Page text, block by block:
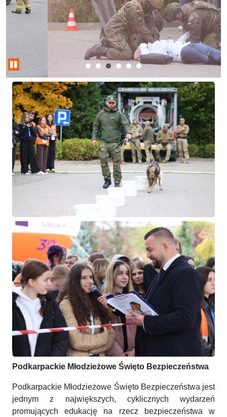
Podkarpackie Młodzieżowe Święto Bezpieczeństwa
Podkarpackie Młodzieżowe Święto Bezpieczeństwa jest
jednym z największych, cyklicznych wydarzeń
promujących edukację na rzecz bezpieczeństwa w